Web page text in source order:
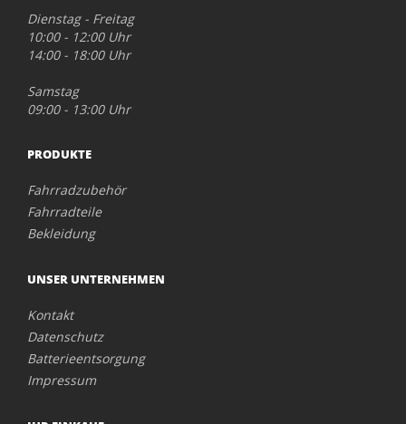
Dienstag - Freitag
10:00 - 12:00 Uhr
14:00 - 18:00 Uhr
Samstag
09:00 - 13:00 Uhr
PRODUKTE
Fahrradzubehör
Fahrradteile
Bekleidung
UNSER UNTERNEHMEN
Kontakt
Datenschutz
Batterieentsorgung
Impressum